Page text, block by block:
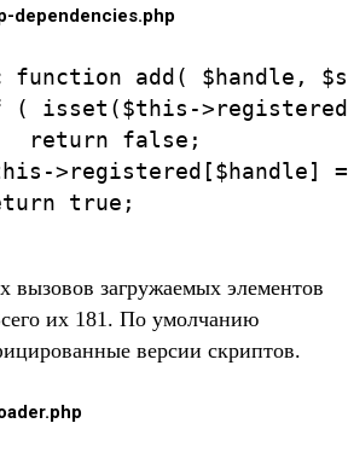
dependencies.php
add( $handle,
false;
>registered[$handle] =
true;
вызовов загружаемых элементов
их 181. По умолчанию
версии скриптов.